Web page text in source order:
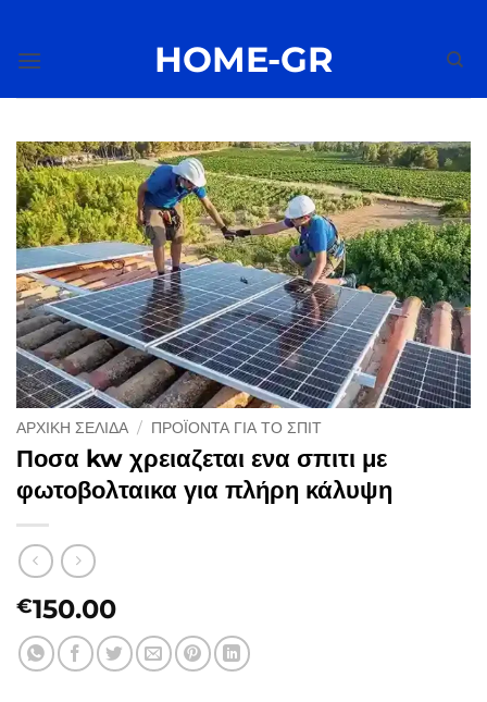
περιεχόμενο
HOME-GR
ΑΡΧΙΚΉ ΣΕΛΊΔΑ / ΠΡΟΪΌΝΤΑ ΓΙΑ ΤΟ ΣΠΊΤ
Ποσα kw χρειαζεται ενα σπιτι με
φωτοβολταικα για πλήρη κάλυψη
€150.00